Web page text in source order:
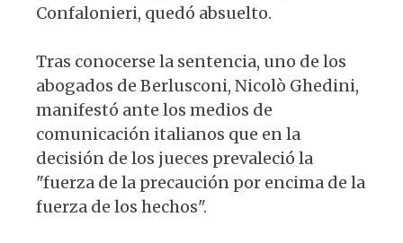
Confalonieri, quedó absuelto.
Tras conocerse la sentencia, uno de los
abogados de Berlusconi, Nicolò Ghedini,
manifestó ante los medios de
comunicación italianos que en la
decisión de los jueces prevaleció la
"fuerza de la precaución por encima de la
fuerza de los hechos".